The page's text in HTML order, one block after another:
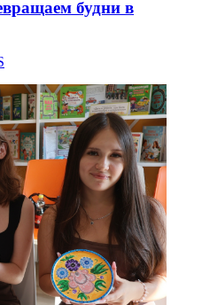
будни в